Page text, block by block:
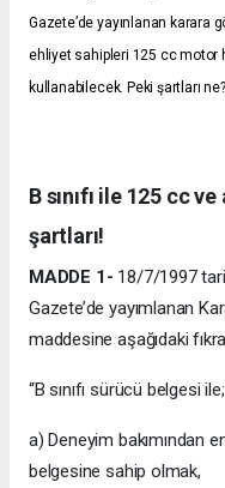
Gazete’de yayınlanan karara
ehliyet sahipleri 125 cc
kullanabilecek. Peki şartları ne?
B sınıfı ile 125 cc
şartları!
MADDE 1- 18/7/1997
Gazete’de yayımlanan
maddesine aşağıdaki
“B sınıfı sürücü belgesi ile;
a) Deneyim bakımından
belgesine sahip olmak,